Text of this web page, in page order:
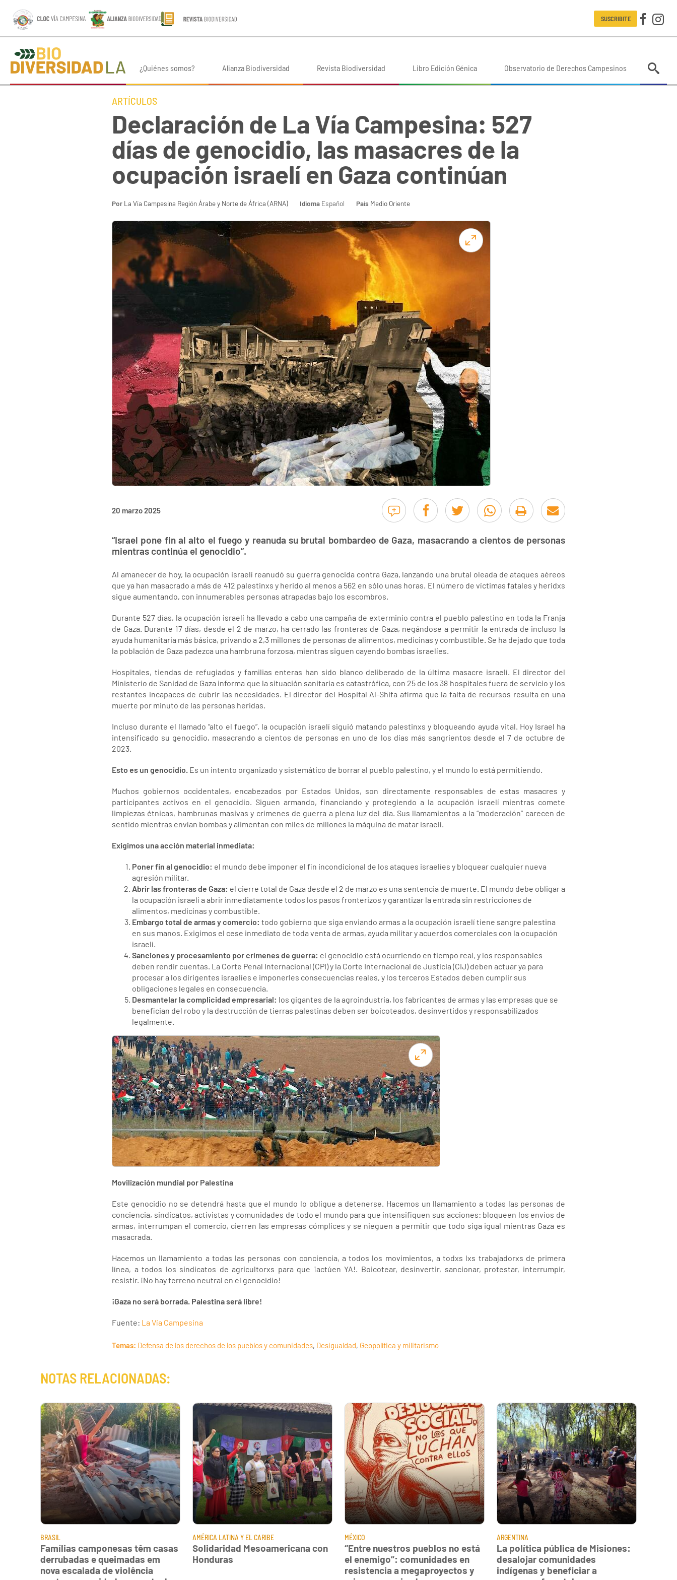
SUSCRIBITE
¿Quiénes somos? Alianza Biodiversidad Revista Biodiversidad Libro Edición Génica Observatorio de Derechos Campesinos
ARTÍCULOS
Declaración de La Vía Campesina: 527
días de genocidio, las masacres de la
ocupación israelí en Gaza continúan
Por La Vía Campesina Región Árabe y Norte de África (ARNA) Idioma Español País Medio Oriente
20 marzo 2025
“Israel pone fin al alto el fuego y reanuda su brutal bombardeo de Gaza, masacrando a cientos de personas
mientras continúa el genocidio”.
Al amanecer de hoy, la ocupación israelí reanudó su guerra genocida contra Gaza, lanzando una brutal oleada de ataques aéreos
que ya han masacrado a más de 412 palestinxs y herido al menos a 562 en sólo unas horas. El número de víctimas fatales y heridxs
sigue aumentando, con innumerables personas atrapadas bajo los escombros.
Durante 527 días, la ocupación israelí ha llevado a cabo una campaña de exterminio contra el pueblo palestino en toda la Franja
de Gaza. Durante 17 días, desde el 2 de marzo, ha cerrado las fronteras de Gaza, negándose a permitir la entrada de incluso la
ayuda humanitaria más básica, privando a 2,3 millones de personas de alimentos, medicinas y combustible. Se ha dejado que toda
la población de Gaza padezca una hambruna forzosa, mientras siguen cayendo bombas israelíes.
Hospitales, tiendas de refugiados y familias enteras han sido blanco deliberado de la última masacre israelí. El director del
Ministerio de Sanidad de Gaza informa que la situación sanitaria es catastrófica, con 25 de los 38 hospitales fuera de servicio y los
restantes incapaces de cubrir las necesidades. El director del Hospital Al-Shifa afirma que la falta de recursos resulta en una
muerte por minuto de las personas heridas.
Incluso durante el llamado “alto el fuego”, la ocupación israelí siguió matando palestinxs y bloqueando ayuda vital. Hoy Israel ha
intensificado su genocidio, masacrando a cientos de personas en uno de los días más sangrientos desde el 7 de octubre de
2023.
Esto es un genocidio. Es un intento organizado y sistemático de borrar al pueblo palestino, y el mundo lo está permitiendo.
Muchos gobiernos occidentales, encabezados por Estados Unidos, son directamente responsables de estas masacres y
participantes activos en el genocidio. Siguen armando, financiando y protegiendo a la ocupación israelí mientras comete
limpiezas étnicas, hambrunas masivas y crímenes de guerra a plena luz del día. Sus llamamientos a la “moderación” carecen de
sentido mientras envían bombas y alimentan con miles de millones la máquina de matar israelí.
Exigimos una acción material inmediata:
Poner fin al genocidio: el mundo debe imponer el fin incondicional de los ataques israelíes y bloquear cualquier nueva
agresión militar.
Abrir las fronteras de Gaza: el cierre total de Gaza desde el 2 de marzo es una sentencia de muerte. El mundo debe obligar a
la ocupación israelí a abrir inmediatamente todos los pasos fronterizos y garantizar la entrada sin restricciones de
alimentos, medicinas y combustible.
Embargo total de armas y comercio: todo gobierno que siga enviando armas a la ocupación israelí tiene sangre palestina
en sus manos. Exigimos el cese inmediato de toda venta de armas, ayuda militar y acuerdos comerciales con la ocupación
israelí.
Sanciones y procesamiento por crímenes de guerra: el genocidio está ocurriendo en tiempo real, y los responsables
deben rendir cuentas. La Corte Penal Internacional (CPI) y la Corte Internacional de Justicia (CIJ) deben actuar ya para
procesar a los dirigentes israelíes e imponerles consecuencias reales, y los terceros Estados deben cumplir sus
obligaciones legales en consecuencia.
Desmantelar la complicidad empresarial: los gigantes de la agroindustria, los fabricantes de armas y las empresas que se
benefician del robo y la destrucción de tierras palestinas deben ser boicoteados, desinvertidos y responsabilizados
legalmente.
Movilización mundial por Palestina
Este genocidio no se detendrá hasta que el mundo lo obligue a detenerse. Hacemos un llamamiento a todas las personas de
conciencia, sindicatos, activistas y comunidades de todo el mundo para que intensifiquen sus acciones: bloqueen los envíos de
armas, interrumpan el comercio, cierren las empresas cómplices y se nieguen a permitir que todo siga igual mientras Gaza es
masacrada.
Hacemos un llamamiento a todas las personas con conciencia, a todos los movimientos, a todxs lxs trabajadorxs de primera
línea, a todos los sindicatos de agricultorxs para que ¡actúen YA!. Boicotear, desinvertir, sancionar, protestar, interrumpir,
resistir. ¡No hay terreno neutral en el genocidio!
¡Gaza no será borrada. Palestina será libre!
Fuente: La Vía Campesina
Temas: Defensa de los derechos de los pueblos y comunidades, Desigualdad, Geopolítica y militarismo
NOTAS RELACIONADAS:
BRASIL
Famílias camponesas têm casas
derrubadas e queimadas em
nova escalada de violência
AMÉRICA LATINA Y EL CARIBE
Solidaridad Mesoamericana con
Honduras
MÉXICO
“Entre nuestros pueblos no está
el enemigo”: comunidades en
resistencia a megaproyectos y
ARGENTINA
La política pública de Misiones:
desalojar comunidades
indígenas y beneficiar a